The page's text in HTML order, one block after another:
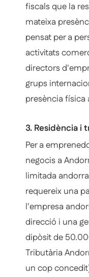
fiscals que la
mateixa
pensat per a
activitats
directors
grups
presència física
3. Residència i
Per a
negocis a
limitada
requereix una
l'empresa
direcció i una
dipòsit de
Tributària
un cop